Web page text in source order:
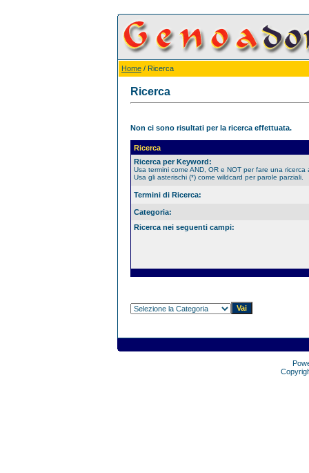
Home / Ricerca
Ricerca
Non ci sono risultati per la ricerca effettuata.
Ricerca
Ricerca per Keyword:
Usa termini come AND, OR e NOT per fare una ricerca
Usa gli asterischi (*) come wildcard per parole parziali.
Termini di Ricerca:
Categoria:
Ricerca nei seguenti campi: